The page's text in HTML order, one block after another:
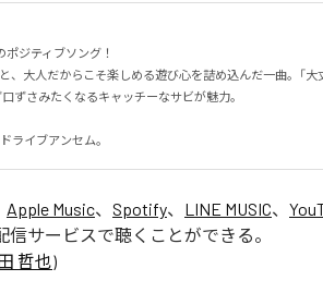
ジティブソング！
、大人だからこそ楽しめる遊び心を詰め込んだ一曲。「大
ずさみたくなるキャッチーなサビが魅力。
ライブアンセム。
Apple Music、 Spotify、 LINE MUSIC、
信サービスで聴くことができる。
哲也)